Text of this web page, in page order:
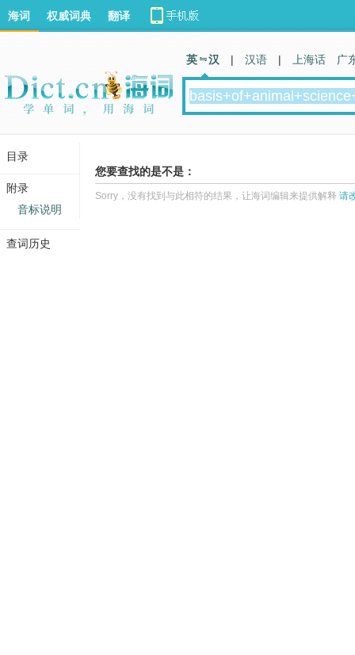
您要查找的是不是：
Sorry，没有找到与此相符的结果，让海词编辑来提供解释 请
海词 权威词典 翻译
英 汉 | 汉语 | 上海话 广
目录
附录
音标说明
查词历史